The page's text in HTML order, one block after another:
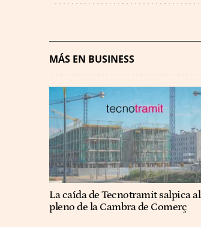
MÁS EN BUSINESS
La caída de Tecnotramit salpica al
pleno de la Cambra de Comerç